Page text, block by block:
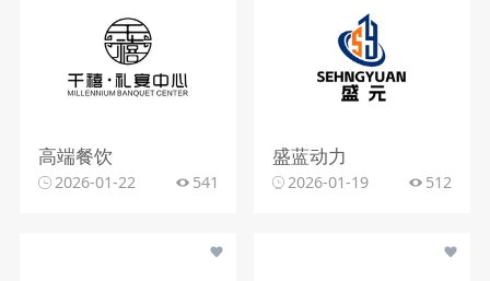
高端餐饮
2026-01-22 541
盛蓝动力
2026-01-19 512